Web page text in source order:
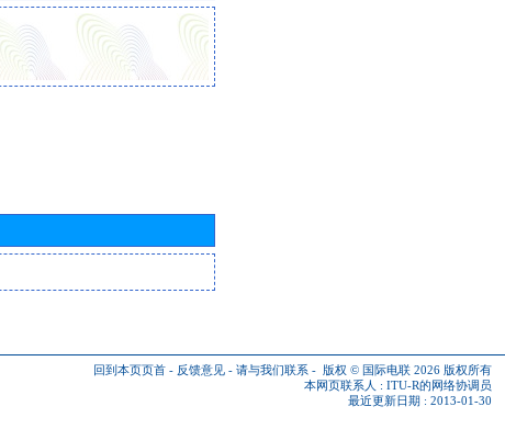
回到本页页首 - 反馈意见 - 请与我们联系 - 版权 © 国际电联 2026 版权所有
本网页联系人 : ITU-R的网络协调员
最近更新日期 : 2013-01-30